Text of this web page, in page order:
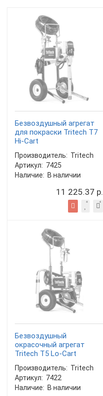
Безвоздушный агрегат
для покраски Tritech T7
Hi-Cart
Производитель: Tritech
Артикул: 7425
Наличие: В наличии
11 225.37 р.
Безвоздушный
окрасочный агрегат
Tritech T5 Lo-Cart
Производитель: Tritech
Артикул: 7422
Наличие: В наличии